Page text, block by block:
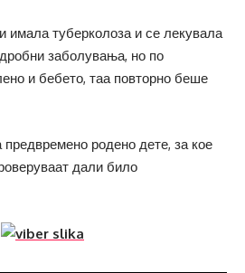
имала туберколоза и се лекувала
заболувања, но по
и бебето, таа повторно беше
предвремено родено дете, за кое
дали било